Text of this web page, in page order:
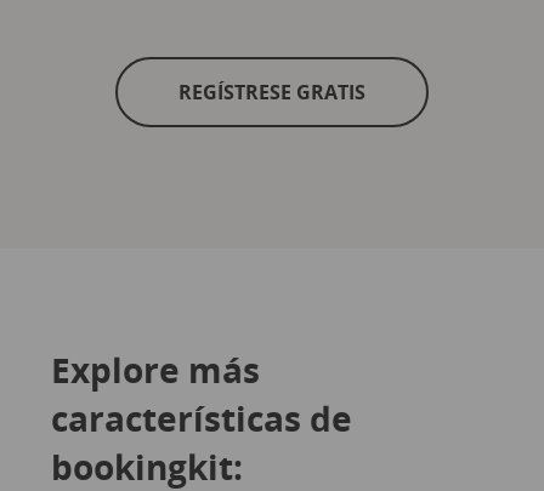
REGÍSTRESE GRATIS
Explore más
características de
bookingkit: